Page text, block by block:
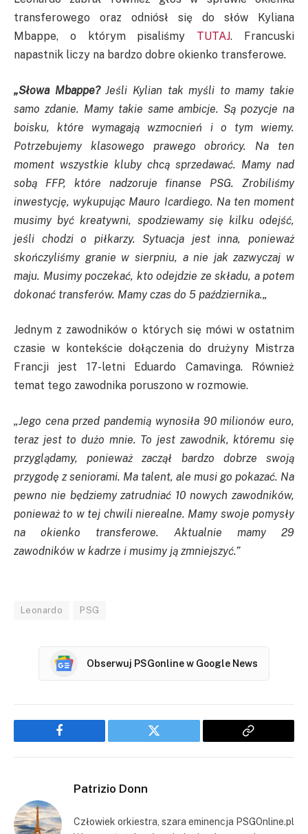
transferowego oraz odniósł się do słów
Kyliana
Mbappe, o którym pisaliśmy TUTAJ. Francuski
napastnik liczy na bardzo dobre okienko transferowe.
„Słowa Mbappe?Jeśli Kylian tak myśli to mamy takie
samo zdanie. Mamy takie same ambicje. Są pozycje na
boisku, które wymagają wzmocnień i o tym wiemy.
Potrzebujemy klasowego prawego obrońcy. Na ten
moment wszystkie kluby chcą sprzedawać. Mamy nad
sobą FFP, które nadzoruje finanse PSG. Zrobiliśmy
inwestycję, wykupując Mauro Icardiego. Na ten moment
musimy być kreatywni, spodziewamy się kilku odejść,
jeśli chodzi o piłkarzy. Sytuacja jest inna, ponieważ
skończyliśmy granie w sierpniu, a nie jak zazwyczaj w
maju. Musimy poczekać, kto odejdzie ze składu, a potem
dokonać transferów. Mamy czas do 5 października.„
Jednym z zawodników o których się mówi w ostatnim
czasie w kontekście dołączenia do drużyny Mistrza
Francji jest 17-letni Eduardo Camavinga. Również
temat tego zawodnika poruszono w rozmowie.
„Jego cena przed pandemią wynosiła 90 milionów euro,
teraz jest to dużo mnie. To jest zawodnik, któremu się
przyglądamy, ponieważ zaczął bardzo dobrze swoją
przygodę z seniorami. Ma talent, ale musi go pokazać. Na
pewno nie będziemy zatrudniać 10 nowych zawodników,
ponieważ to w tej chwili nierealne. Mamy swoje pomysły
na okienko transferowe. Aktualnie mamy 29
zawodników w kadrze i musimy ją zmniejszyć.”
Leonardo PSG
Obserwuj PSGonline w Google News
Facebook Twitter
Copy
Patrizio Donn
Człowiek orkiestra, szara eminencja PSGOnline.pl